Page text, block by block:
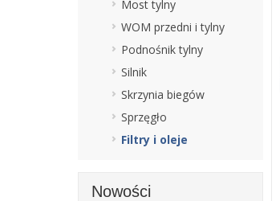
Most tylny
WOM przedni i tylny
Podnośnik tylny
Silnik
Skrzynia biegów
Sprzęgło
Filtry i oleje
Nowości